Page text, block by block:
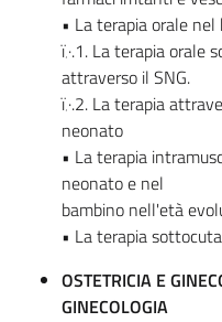
• La terapia orale nel
ï‚·.1. La terapia
attraverso il SNG.
ï‚·.2. La terapia
neonato
• La terapia
neonato e nel
bambino nell'età
• La terapia
OSTETRICIA E
GINECOLOGIA